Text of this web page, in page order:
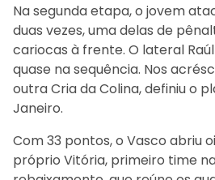
Na segunda etapa, o jovem
duas vezes, uma delas de
cariocas à frente. O lateral
quase na sequência. Nos
outra Cria da Colina, definiu o
Janeiro.
Com 33 pontos, o Vasco abriu
próprio Vitória, primeiro time